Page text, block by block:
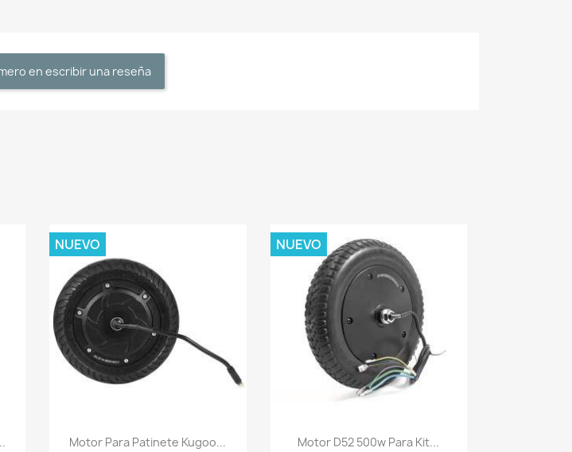
en escribir una reseña
Vista rápida
Motor Para Patinete Kugoo...
NUEVO
Vista rápida
Motor D52 500w Para Kit...
NUEVO